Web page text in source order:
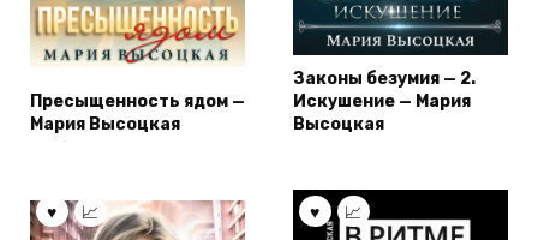
Пресыщенность ядом —
Мария Высоцкая
Законы безумия — 2.
Искушение — Мария
Высоцкая